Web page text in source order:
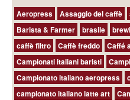
Aeropress Assaggio del caffè
Barista & Farmer
brasile
caffè filtro
Caffè freddo Caffé
Campionati italiani baristi
Campionato italiano aeropress
campionato italiano latte art